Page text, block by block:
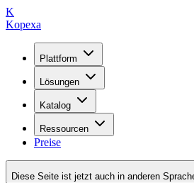
K
Kopexa
Plattform
Lösungen
Katalog
Ressourcen
Preise
Diese Seite ist jetzt auch in anderen